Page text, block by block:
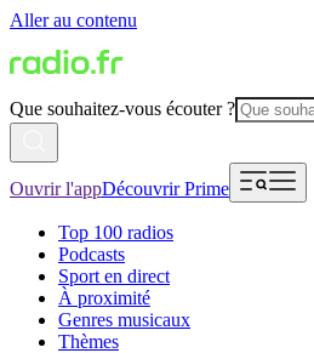
Aller au contenu
Que souhaitez-vous écouter ?
Ouvrir l'appDécouvrir Prime
Top 100 radios
Podcasts
Sport en direct
À proximité
Genres musicaux
Thèmes